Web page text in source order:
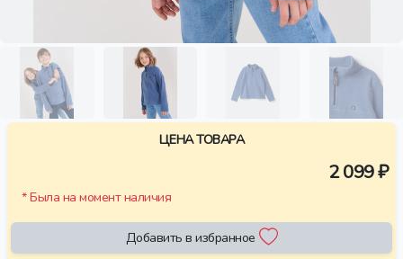
ЦЕНА ТОВАРА
2 099 ₽
* Была на момент наличия
Добавить в избранное